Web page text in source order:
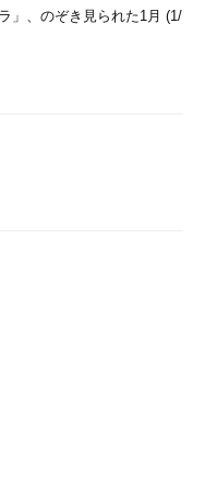
」、のぞき見られた1月 (1/